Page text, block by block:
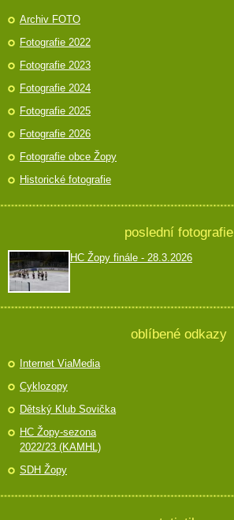
Archiv FOTO
Fotografie 2022
Fotografie 2023
Fotografie 2024
Fotografie 2025
Fotografie 2026
Fotografie obce Žopy
Historické fotografie
poslední fotografie
HC Žopy finále - 28.3.2026
oblíbené odkazy
Internet ViaMedia
Cyklozopy
Dětský Klub Sovička
HC Žopy-sezona
2022/23 (KAMHL)
SDH Žopy